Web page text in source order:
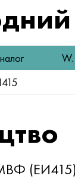
(ЕИ415)